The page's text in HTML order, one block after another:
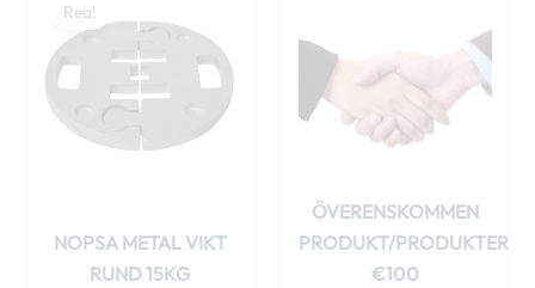
Rea!
NOPSA METAL VIKT
RUND 15KG
priset
var:
69,00 €.
är:
64,00 €.
ÖVERENSKOMMEN
PRODUKT/PRODUKTER
€100